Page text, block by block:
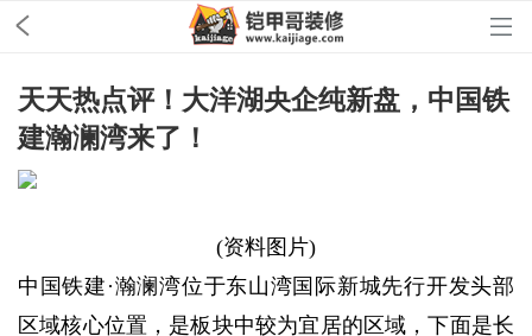
天天热点评！大洋湖央企纯新盘，中国铁
建瀚澜湾来了！
(资料图片)
中国铁建·瀚澜湾位于东山湾国际新城先行开发头部
区域核心位置，是板块中较为宜居的区域，下面是长